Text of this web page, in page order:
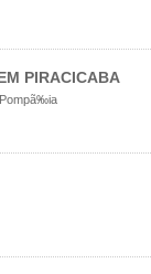
PIRACICABA
Pompã‰ia